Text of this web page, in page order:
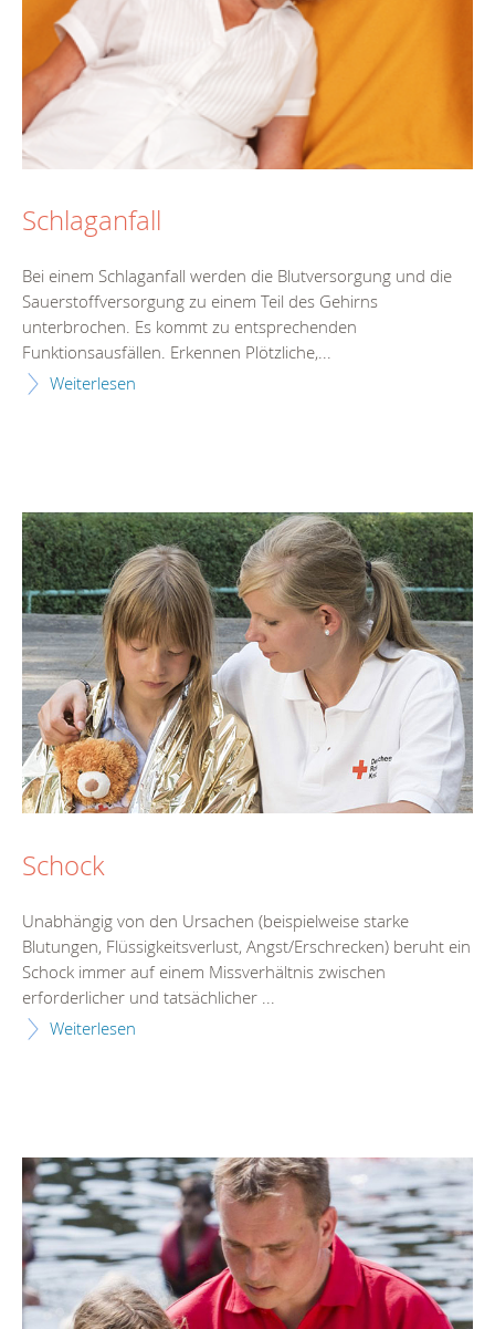
Schlaganfall
Bei einem Schlaganfall werden die Blutversorgung und die
Sauerstoffversorgung zu einem Teil des Gehirns
unterbrochen. Es kommt zu entsprechenden
Funktionsausfällen. Erkennen Plötzliche,...
Weiterlesen
Schock
Unabhängig von den Ursachen (beispielweise starke
Blutungen, Flüssigkeitsverlust, Angst/Erschrecken) beruht ein
Schock immer auf einem Missverhältnis zwischen
erforderlicher und tatsächlicher ...
Weiterlesen